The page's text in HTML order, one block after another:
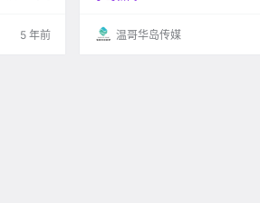
5 年前 温哥华岛传媒